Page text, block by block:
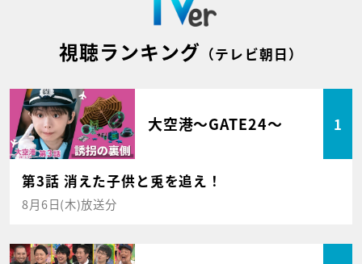
視聴ランキング （テレビ朝日）
大空港～GATE24～ 1
第3話 消えた子供と兎を追え！
8月6日(木)放送分